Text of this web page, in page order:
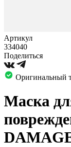
Артикул
334040
Поделиться
Оригинальный
Маска